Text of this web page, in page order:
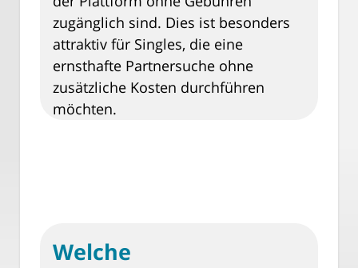
zugänglich sind. Dies ist besonders
attraktiv für Singles, die eine
ernsthafte Partnersuche ohne
zusätzliche Kosten durchführen
möchten.
Welche